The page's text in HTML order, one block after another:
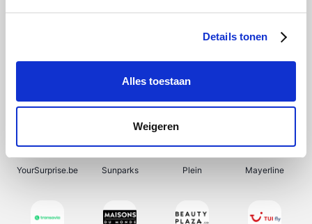
Details tonen
Alles toestaan
Weigeren
SupraBazar Shein Bergfreunde Smartwatchbanden
YourSurprise.be Sunparks Plein Mayerline